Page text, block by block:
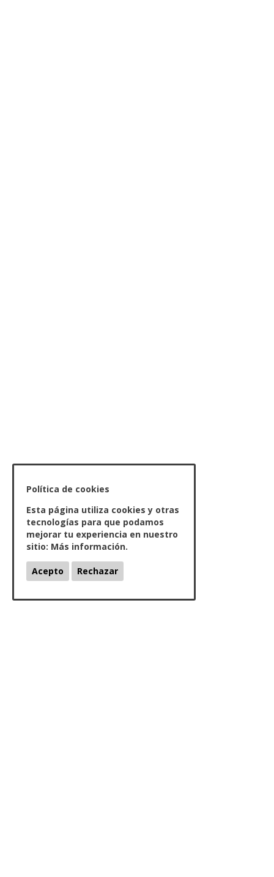
Política de cookies
Esta página utiliza cookies y otras
tecnologías para que podamos
mejorar tu experiencia en nuestro
sitio: Más información.
Acepto Rechazar